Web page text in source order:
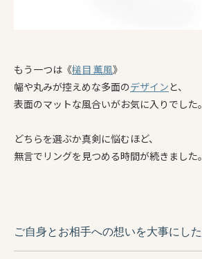
もう一つは《槌目 薫風》
幅や丸みが控えめな多面のデザインと、
表面のマットな風合いがお気に入りでした。
どちらを選ぶか真剣に悩むほど、
無言でリングを見つめる時間が続きました。
ご自身とお相手への想いを大事にした